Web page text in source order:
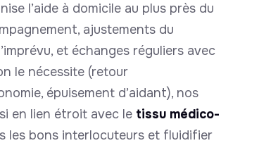
l’aide à domicile au plus près du
ajustements du
et échanges réguliers avec
le nécessite (retour
épuisement d’aidant), nos
en lien étroit avec le tissu médico-
les bons interlocuteurs et fluidifier